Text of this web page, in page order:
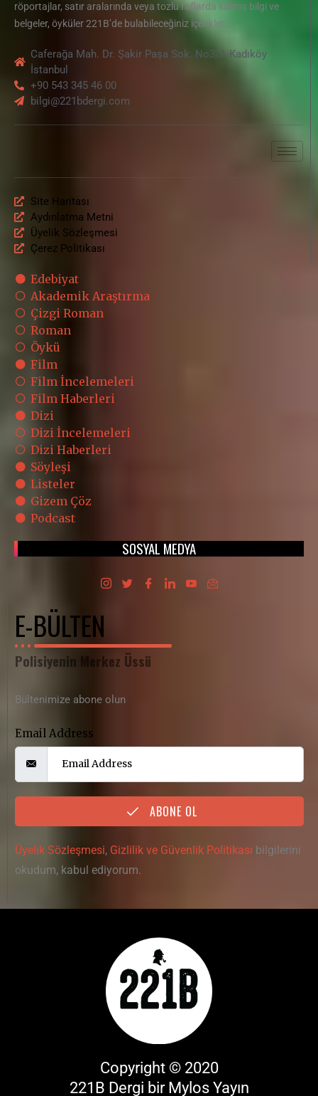
röportajlar, satır aralarında veya tozlu raflarda kalmış bilgi ve
belgeler, öyküler 221B’de bulabileceğiniz içerikler…
Caferağa Mah. Dr. Şakir Paşa Sok. No3/A Kadıköy
İstanbul
+90 543 345 46 00
bilgi@221bdergi.com
Site Haritası
Aydınlatma Metni
Üyelik Sözleşmesi
Çerez Politikası
Edebiyat
Akademik Araştırma
Çizgi Roman
Roman
Öykü
Film
Film İncelemeleri
Film Haberleri
Dizi
Dizi İncelemeleri
Dizi Haberleri
Söyleşi
Listeler
Gizem Çöz
Podcast
SOSYAL MEDYA
E-BÜLTEN
Polisiyenin Merkez Üssü
Bültenimize abone olun
Email Address
ABONE OL
Üyelik Sözleşmesi, Gizlilik ve Güvenlik Politikası bilgilerini
okudum, kabul ediyorum.
Copyright © 2020
221B Dergi bir Mylos Yayın